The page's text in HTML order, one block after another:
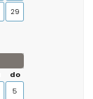
29
do
5